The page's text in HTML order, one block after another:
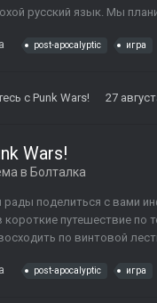
русский язык. Мы
post-apocalyptic игра
с Punk Wars! 27
Wars!
в Болталка
поделиться с вами
короткие путешествие по
по винтовой
post-apocalyptic игра